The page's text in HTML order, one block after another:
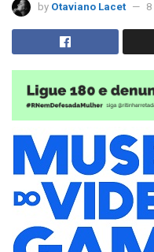
by Otaviano Lacet